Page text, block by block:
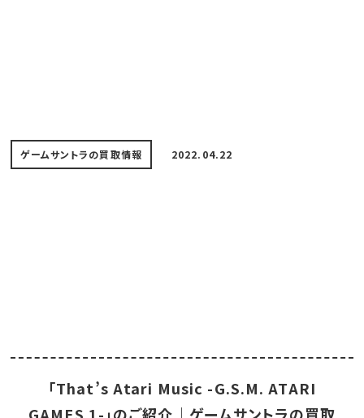
ゲームサントラの買取情報 2022.04.22
「That’s Atari Music -G.S.M. ATARI